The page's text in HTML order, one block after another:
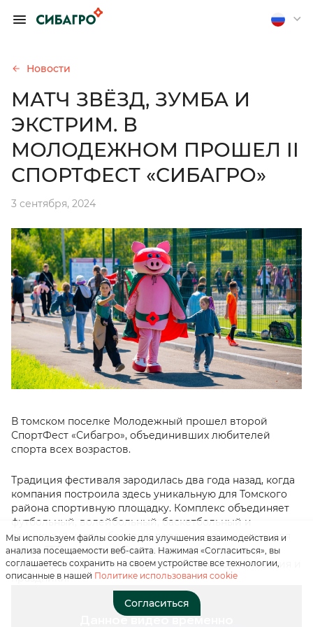
Новости
МАТЧ ЗВЁЗД, ЗУМБА И
ЭКСТРИМ. В
МОЛОДЕЖНОМ ПРОШЕЛ II
СПОРТФЕСТ «СИБАГРО»
3 сентября, 2024
В томском поселке Молодежный прошел второй
СпортФест «Сибагро», объединивших любителей
спорта всех возрастов.
Традиция фестиваля зародилась два года назад, когда
компания построила здесь уникальную для Томского
района спортивную площадку. Комплекс объединяет
футбольный, волейбольный, баскетбольный и
теннисный корты, беговую дорожку, а также зону для
сдачи ГТО и занятий. Сегодня здесь не только
тренируются, но и проводят районные соревнования и
праздники.
Мы используем файлы cookie для улучшения взаимодействия и
анализа посещаемости веб-сайта. Нажимая «Согласиться», вы
соглашаетесь сохранить на своем устройстве все технологии,
описанные в нашей Политике использования cookie
Согласиться
ПРАВЛЕНИЯ А.
Если вы хотите получить
обратную связь, оставьте
свои контакты
Отправить анонимно
Нажимая на кнопку, вы
соглашаетесь с
персональных данных»
Отправить